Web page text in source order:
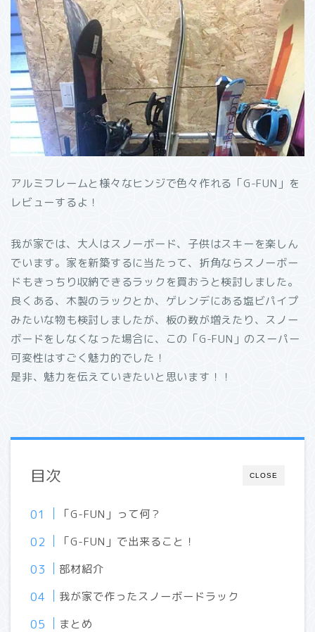
アルミフレームと様々なヒンジで色々作れる「G-FUN」を
レビューするよ！
我が家では、大人はスノーボード、子供はスキーを楽しん
でいます。家を新築するに当たって、折角ならスノーボー
ドもきっちり収納できるラックを買おうと検討しました。
良くある、木製のラックとか、ゲレンデにある塩ビパイプ
みたいな物も検討しましたが、板の数が増えたり、スノー
ボードをしなくなった場合に、この「G-FUN」のスーパー
可変性はすごく魅力的でした！
是非、魅力を伝えていきたいと思います！！
CLOSE
目次
「G-FUN」って何？
「G-FUN」で出来ること！
部材紹介
我が家で作ったスノーボードラック
まとめ